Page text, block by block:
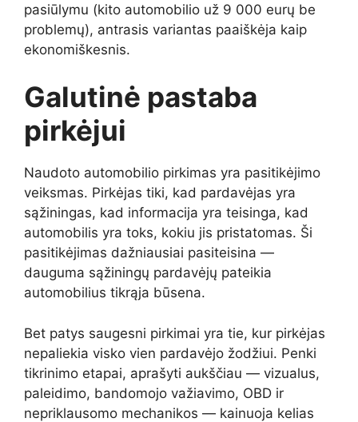
pasiūlymu (kito automobilio už 9 000 eurų be
problemų), antrasis variantas paaiškėja kaip
ekonomiškesnis.
Galutinė pastaba
pirkėjui
Naudoto automobilio pirkimas yra pasitikėjimo
veiksmas. Pirkėjas tiki, kad pardavėjas yra
sąžiningas, kad informacija yra teisinga, kad
automobilis yra toks, kokiu jis pristatomas. Ši
pasitikėjimas dažniausiai pasiteisina —
dauguma sąžiningų pardavėjų pateikia
automobilius tikrąja būsena.
Bet patys saugesni pirkimai yra tie, kur pirkėjas
nepaliekia visko vien pardavėjo žodžiui. Penki
tikrinimo etapai, aprašyti aukščiau — vizualus,
paleidimo, bandomojo važiavimo, OBD ir
nepriklausomo mechanikos — kainuoja kelias